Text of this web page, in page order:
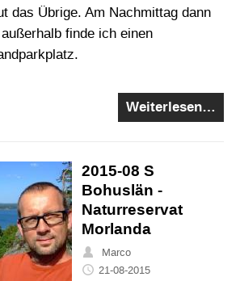
das Übrige. Am Nachmittag dann
finde ich einen
Weiterlesen…
2015-08 S
Bohuslän -
Naturreservat
Morlanda
Marco
21-08-2015